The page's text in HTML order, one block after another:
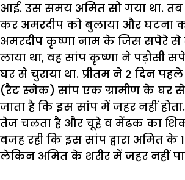
आई. उस समय अमित सो गया था. तब
कर अमरदीप को बुलाया और घटना
अमरदीप कृष्णा नाम के जिस सपेरे से
लाया था, वह सांप कृष्णा ने पड़ोसी
घर से चुराया था. प्रीतम ने 2 दिन पहले
(रैट स्नेक) सांप एक ग्रामीण के घर से
जाता है कि इस सांप में जहर नहीं
तेज चलता है और चूहे व मेंढक का
वजह रही कि इस सांप द्वारा अमित के
लेकिन अमित के शरीर में जहर नहीं